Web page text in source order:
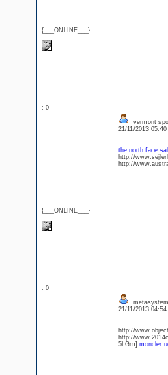
{___ONLINE___}
: 0
{___ONLINE___}
vermont
21/11/2013
the north face
http://
http://
: 0
21/11/2013
http://
http://
5LGm] moncler